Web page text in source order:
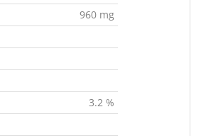
960 mg
3.2 %